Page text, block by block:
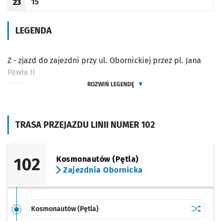
TRASA PRZEJAZDU LINII NUMER 102
102
Kosmonautów (Pętla)
Zajezdnia Obornicka
Kosmonautów (Pętla) Sprawdź
Godzina odjazdu
23
Odjazd
minut po godzinie 23
LEGENDA
Z - zjazd do zajezdni przy ul. Obornickiej przez pl. Jana
Pawła II
ROZWIŃ LEGENDĘ